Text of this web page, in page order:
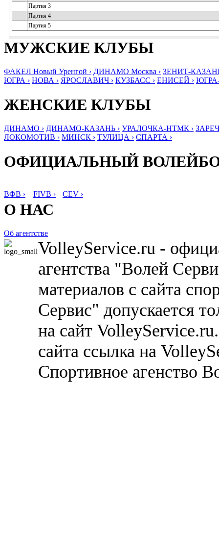
Партия 3
Партия 4
Партия 5
МУЖСКИЕ КЛУБЫ
ФАКЕЛ Новый Уренгой › ДИНАМО Москва › ЗЕНИТ-
ЮГРА › НОВА › ЯРОСЛАВИЧ › КУЗБАСС › ЕНИСЕЙ ›
ЖЕНСКИЕ КЛУБЫ
ДИНАМО › ДИНАМО-КАЗАНЬ › УРАЛОЧКА-НТМК ›
ЛОКОМОТИВ › МИНСК › ТУЛИЦА › СПАРТА ›
ОФИЦИАЛЬНЫЙ
ВФВ › FIVB › CEV ›
О НАС
Об агентстве
VolleyService.ru -
агентства "Волей
материалов с сайта
Сервис" допускается
на сайт
сайта ссылка на
Спортивное агенство